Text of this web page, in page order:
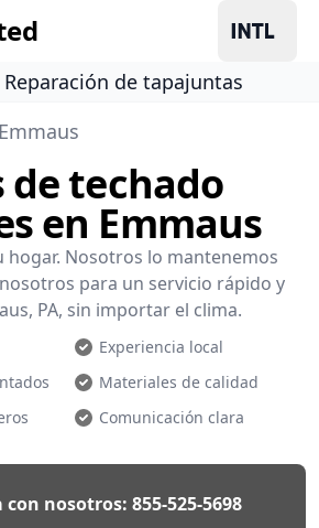
Reparación de tapajuntas
Emmaus
de techado
en Emmaus
hogar. Nosotros lo mantenemos
para un servicio rápido y
PA, sin importar el clima.
Experiencia local
Materiales de calidad
Comunicación clara
con nosotros: 855-525-5698